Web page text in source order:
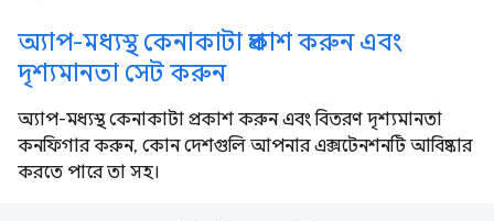
অ্যাপ-মধ্যস্থ কেনাকাটা প্রকাশ করুন এবং
দৃশ্যমানতা সেট করুন
অ্যাপ-মধ্যস্থ কেনাকাটা প্রকাশ করুন এবং বিতরণ দৃশ্যমানতা
কনফিগার করুন, কোন দেশগুলি আপনার এক্সটেনশনটি আবিষ্কার
করতে পারে তা সহ।